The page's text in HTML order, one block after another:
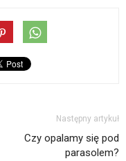
Następny artykuł
Czy opalamy się pod
parasolem?